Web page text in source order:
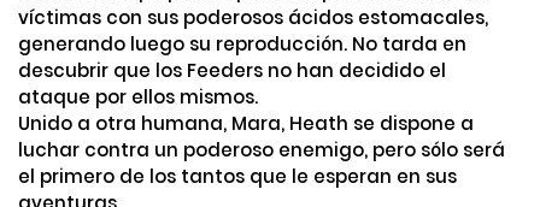
víctimas con sus poderosos ácidos estomacales,
generando luego su reproducción. No tarda en
descubrir que los Feeders no han decidido el
ataque por ellos mismos.
Unido a otra humana, Mara, Heath se dispone a
luchar contra un poderoso enemigo, pero sólo será
el primero de los tantos que le esperan en sus